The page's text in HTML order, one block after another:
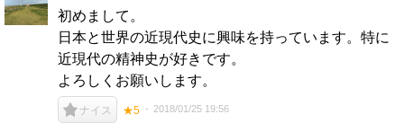
初めまして。
日本と世界の近現代史に興味を持っています。特に
近現代の精神史が好きです。
よろしくお願いします。
ナイス ★5 2018/01/25 19:56